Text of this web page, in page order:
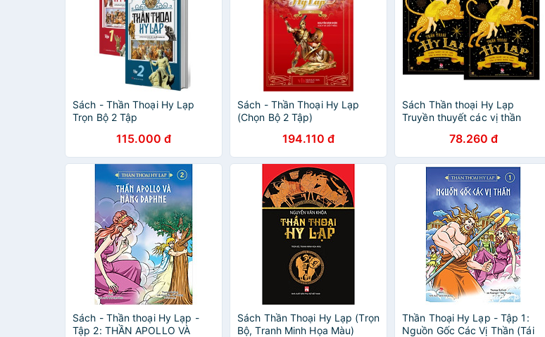
Sách - Thần Thoại Hy Lạp
Trọn Bộ 2 Tập
115.000 đ
Sách - Thần Thoại Hy Lạp
(Chọn Bộ 2 Tập)
194.110 đ
Sách Thần thoại Hy Lạp
Truyền thuyết các vị thần
78.260 đ
Sách - Thần thoại Hy Lạp -
Tập 2: THẦN APOLLO VÀ
Sách Thần Thoại Hy Lạp (Trọn
Bộ, Tranh Minh Họa Màu)
Thần Thoại Hy Lạp - Tập 1:
Nguồn Gốc Các Vị Thần (Tái